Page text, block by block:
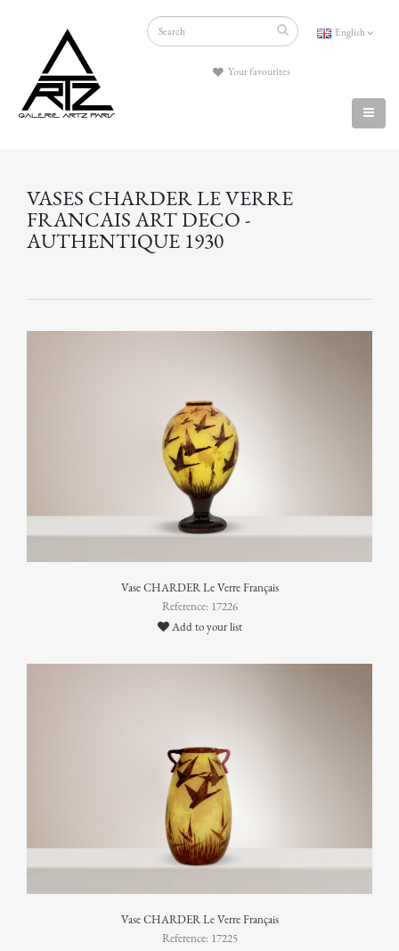
English
Your favourites
VASES CHARDER LE VERRE
FRANCAIS ART DECO -
AUTHENTIQUE 1930
Vase CHARDER Le Verre Français
Reference: 17226
Add to your list
Vase CHARDER Le Verre Français
Reference: 17225